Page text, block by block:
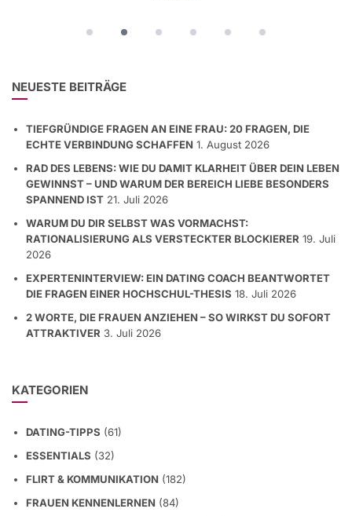
NEUESTE BEITRÄGE
TIEFGRÜNDIGE FRAGEN AN EINE FRAU: 20 FRAGEN, DIE
ECHTE VERBINDUNG SCHAFFEN 1. August 2026
RAD DES LEBENS: WIE DU DAMIT KLARHEIT ÜBER DEIN LEBEN
GEWINNST – UND WARUM DER BEREICH LIEBE BESONDERS
SPANNEND IST 21. Juli 2026
WARUM DU DIR SELBST WAS VORMACHST:
RATIONALISIERUNG ALS VERSTECKTER BLOCKIERER 19. Juli
2026
EXPERTENINTERVIEW: EIN DATING COACH BEANTWORTET
DIE FRAGEN EINER HOCHSCHUL-THESIS 18. Juli 2026
2 WORTE, DIE FRAUEN ANZIEHEN – SO WIRKST DU SOFORT
ATTRAKTIVER 3. Juli 2026
KATEGORIEN
DATING-TIPPS (61)
ESSENTIALS (32)
FLIRT & KOMMUNIKATION (182)
FRAUEN KENNENLERNEN (84)